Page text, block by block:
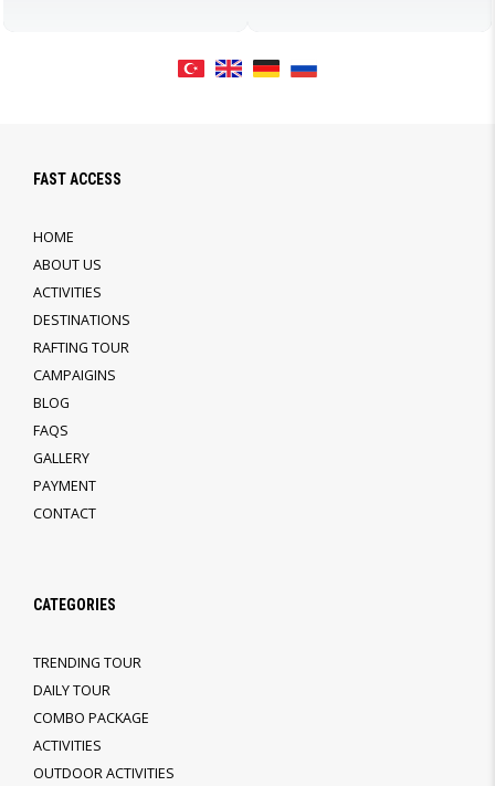
FAST ACCESS
HOME
ABOUT US
ACTIVITIES
DESTINATIONS
RAFTING TOUR
CAMPAIGINS
BLOG
FAQS
GALLERY
PAYMENT
CONTACT
CATEGORIES
TRENDING TOUR
DAILY TOUR
COMBO PACKAGE
ACTIVITIES
OUTDOOR ACTIVITIES